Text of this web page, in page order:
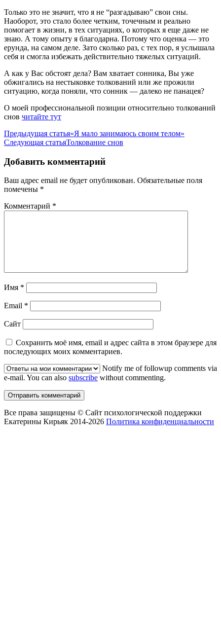
Только это не значит, что я не “разгадываю” свои сны.
Наоборот, это стало более четким, точечным и реально
помогает в жизни, в тех ситуациях, о которых я еще даже не
знаю. А тому опыту я благодарна. Потому что оценка — это
ерунда, на самом деле. Зато сколько раз, с тех пор, я услышала
себя и смогла избежать действительно тяжелых ситуаций.
А как у Вас обстоят дела? Вам хватает сонника, Вы уже
обжигались на нестыковке толкований или же прожили
ситуацию, когда поняли, что сонник — далеко не панацея?
О моей профессиональной позиции относительно толкований
снов читайте тут
Навигация
по
записям
Предыдущая статья«Я мало занимаюсь своим телом»
Следующая статьяТолкование снов
Добавить комментарий
Ваш адрес email не будет опубликован. Обязательные поля
помечены *
Комментарий *
Имя *
Email *
Сайт
Сохранить моё имя, email и адрес сайта в этом браузере для
последующих моих комментариев.
Notify me of followup comments via
e-mail. You can also subscribe without commenting.
Все права защищены © Сайт психологической поддержки
Екатерины Кирьяк 2014-2026 Политика конфиденциальности